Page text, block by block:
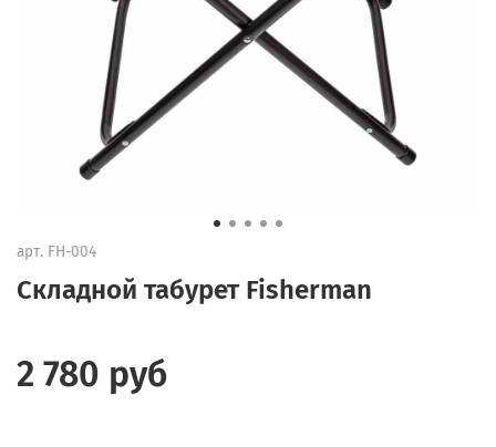
арт. FH-004
Cкладной табурет Fisherman
2 780 руб